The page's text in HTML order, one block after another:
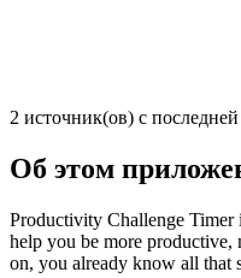
2 источник(ов) с
Об этом
Productivity Challenge Timer
help you be more productive,
on, you already know all that